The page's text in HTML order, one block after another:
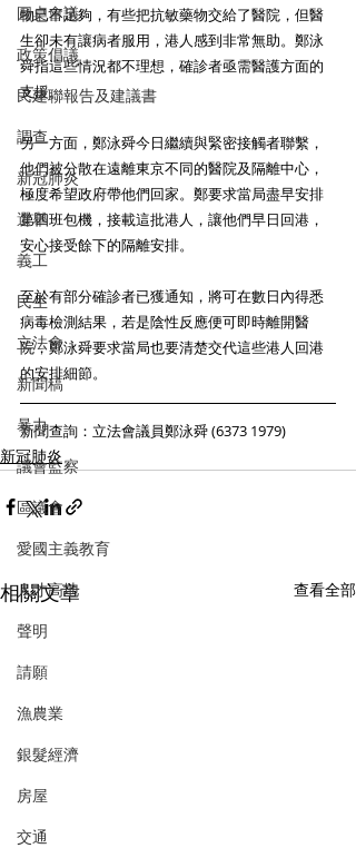
圓桌會議
政策倡議
民建聯報告及建議書
調查
新冠肺炎
選舉
義工
民生
立法會
新聞稿
暴力
議會監察
區議會
愛國主義教育
人才高地
聲明
請願
漁農業
銀髮經濟
房屋
交通
物已不足夠，有些把抗敏藥物交給了醫院，但醫
生卻未有讓病者服用，港人感到非常無助。鄭泳
舜指這些情況都不理想，確診者亟需醫護方面的
支援。
另一方面，鄭泳舜今日繼續與緊密接觸者聯繫，
他們被分散在遠離東京不同的醫院及隔離中心，
極度希望政府帶他們回家。鄭要求當局盡早安排
第四班包機，接載這批港人，讓他們早日回港，
安心接受餘下的隔離安排。
至於有部分確診者已獲通知，將可在數日內得悉
病毒檢測結果，若是陰性反應便可即時離開醫
院，鄭泳舜要求當局也要清楚交代這些港人回港
的安排細節。
新聞查詢：立法會議員鄭泳舜 (6373 1979)
新冠肺炎
相關文章 查看全部